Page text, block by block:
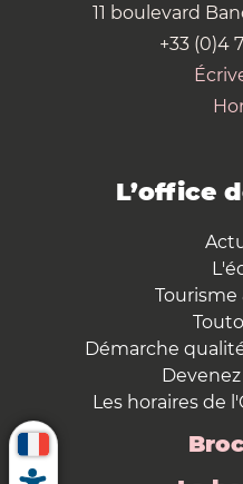
11 boulevard
+33 (0)4
L’office
Tourisme
Démarche
Les horaires de